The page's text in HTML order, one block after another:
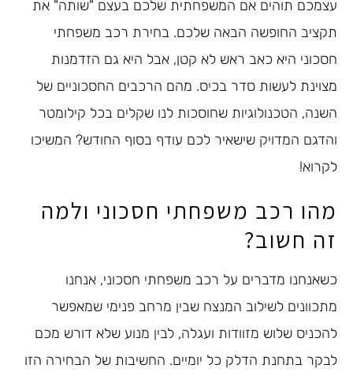
עצמכם תוהים אם המשפחתית שלכם בעצם "שותה" את
תקציב החופשה הבאה שלכם. בחירת רכב משפחתי
חסכוני היא כאב ראש לא קטן, אבל היא גם הזדמנות
מצוינת לעשות סדר בכיס. מהם הרכבים החסכוניים של
השנה, הטכנולוגיות שחוסכות לנו שקלים בכל קילומטר
והדגם המדויק שישאיר לכם עודף בסוף החודש? המשיכו
לקרוא!
מהו רכב משפחתי חסכוני ולמה
זה חשוב?
כשאנחנו מדברים על רכב משפחתי חסכוני, אנחנו
מתכוונים לשילוב המנצח שבין מרחב פנימי שמאפשר
להכניס שלוש מזוודות ועגלה, לבין מנוע שלא דורש מכם
לבקר בתחנת הדלק כל יומיים. החשיבות של הבחירה הזו